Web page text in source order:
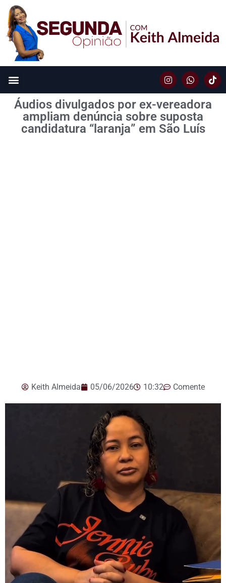
Áudios divulgados por ex-vereadora
ampliam denúncia sobre suposta
candidatura “laranja” em São Luís
Keith Almeida 05/06/2026 10:32 Comente